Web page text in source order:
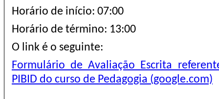
Horário de início: 07:00
Horário de término: 13:00
O link é o seguinte:
Formulário de Avaliação Escrita
PIBID do curso de Pedagogia (google.com)